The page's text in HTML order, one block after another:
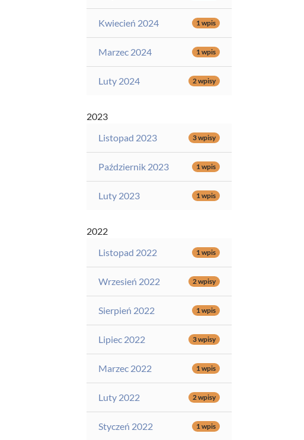
Kwiecień 2024 1 wpis
Marzec 2024 1 wpis
Luty 2024 2 wpisy
2023
Listopad 2023
3 wpisy
Październik 2023 1 wpis
Luty 2023 1 wpis
2022
Listopad 2022
1 wpis
Wrzesień 2022 2 wpisy
Sierpień 2022 1 wpis
Lipiec 2022 3 wpisy
Marzec 2022 1 wpis
Luty 2022 2 wpisy
Styczeń 2022 1 wpis